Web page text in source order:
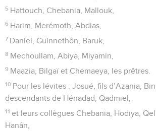
5 Hattouch, Chebania, Mallouk,
6 Harim, Merémoth, Abdias,
7 Daniel, Guinnethôn, Baruk,
8 Mechoullam, Abiya, Miyamin,
9 Maazia, Bilgaï et Chemaeya, les prêtres.
10 Pour les lévites : Josué, fils d’Azania,
descendants de Hénadad, Qadmiel,
11 et leurs collègues Chebania, Hodiya,
Hanân,